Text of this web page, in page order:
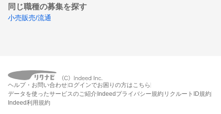
同じ職種の募集を探す
小売販売/流通
ヘルプ・お問い合わせ ログインでお困りの方はこちら
データを使ったサービスのご紹介Indeedプライバシー規約 リクルートID規約
Indeed利用規約